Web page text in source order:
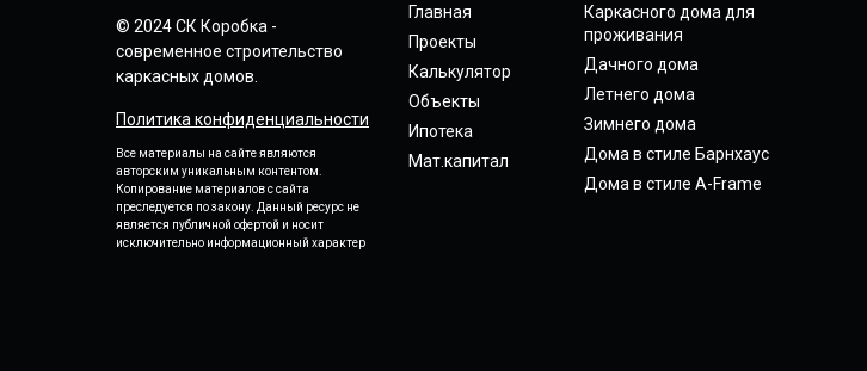
© 2024 СК Коробка -
современное строительство
каркасных домов.
Политика конфиденциальности
Все материалы на сайте являются
авторским уникальным контентом.
Копирование материалов с сайта
преследуется по закону. Данный ресурс не
является публичной офертой и носит
исключительно информационный характер
Главная
Проекты
Калькулятор
Объекты
Ипотека
Мат.капитал
Каркасного дома для
проживания
Дачного дома
Летнего дома
Зимнего дома
Дома в стиле Барнхаус
Дома в стиле A-Frame